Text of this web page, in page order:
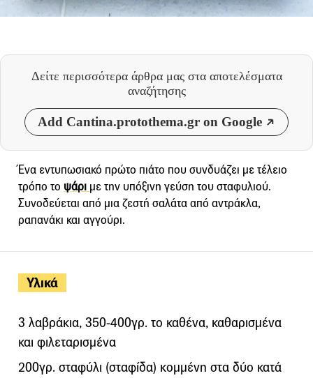
Δείτε περισσότερα άρθρα μας στα αποτελέσματα
αναζήτησης
Add Cantina.protothema.gr on Google
Υλικά
3 λαβράκια, 350-400γρ. το καθένα, καθαρισμένα
και φιλεταρισμένα
200γρ. σταφύλι (σταφίδα) κομμένη στα δύο κατά
Ένα εντυπωσιακό πρώτο πιάτο που συνδυάζει με τέλειο
τρόπο το ψάρι με την υπόξινη γεύση του σταφυλιού.
Συνοδεύεται από μια ζεστή σαλάτα από αντράκλα,
ραπανάκι και αγγούρι.